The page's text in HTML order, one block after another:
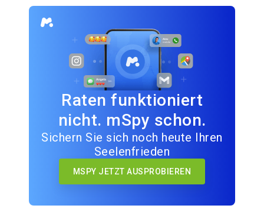
Raten funktioniert
nicht. mSpy schon.
Sichern Sie sich noch heute Ihren
Seelenfrieden
MSPY JETZT AUSPROBIEREN